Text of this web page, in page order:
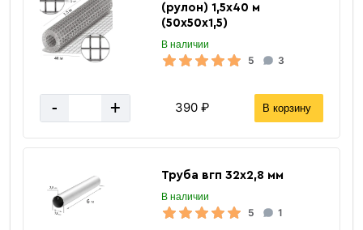
(рулон) 1,5х40 м
(50х50х1,5)
В наличии
5 3
- + 390 ₽ В корзину
Труба вгп 32х2,8 мм
В наличии
5 1